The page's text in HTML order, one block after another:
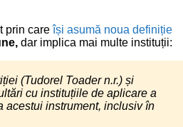
prin careîși asumă noua definiție
dar implica mai multe instituții:
(Tudorel Toader n.r.) și
cu instituțiile de aplicare a
acestui instrument, inclusiv în